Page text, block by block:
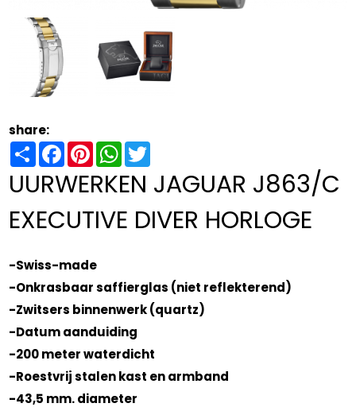
share:
ShareFacebookPinterestWhatsApp
UURWERKEN JAGUAR J863/C
EXECUTIVE DIVER HORLOGE
-Swiss-made
-Onkrasbaar saffierglas (niet reflekterend)
-Zwitsers binnenwerk (quartz)
-Datum aanduiding
-200 meter waterdicht
-Roestvrij stalen kast en armband
-43,5 mm. diameter